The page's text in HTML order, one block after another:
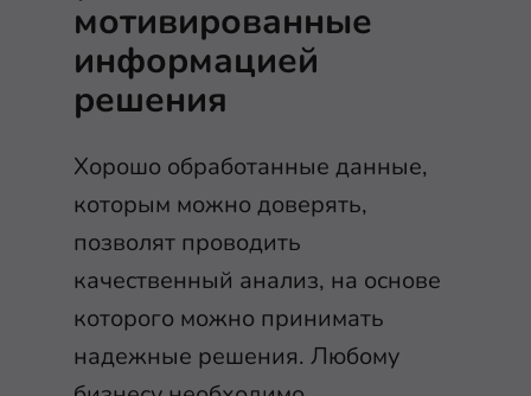
мотивированные
информацией
решения
Хорошо обработанные данные,
которым можно доверять,
позволят проводить
качественный анализ, на основе
которого можно принимать
надежные решения. Любому